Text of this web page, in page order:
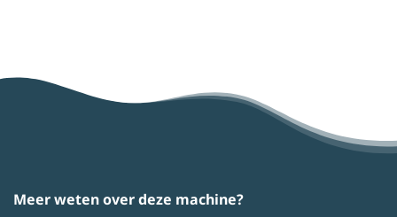
Meer weten over deze machine?